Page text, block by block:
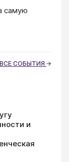
самую
ВСЕ СОБЫТИЯ
и